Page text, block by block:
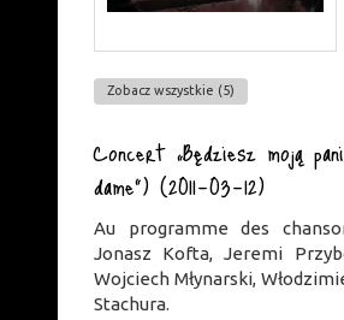
Zobacz wszystkie (5)
Concert „Będziesz moją
dame”) (2011-03-12)
Au programme des
Jonasz Kofta, Jeremi
Wojciech Młynarski,
Stachura.